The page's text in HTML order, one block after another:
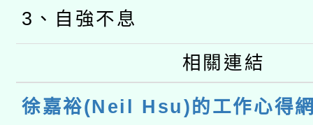
3、自強不息
相關連結
徐嘉裕(Neil Hsu)的工作心得